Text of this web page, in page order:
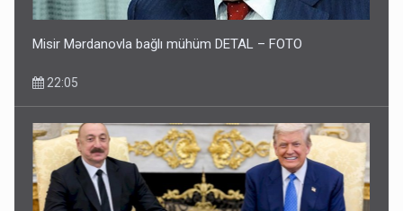
15:02
Misir Mərdanovla bağlı mühüm DETAL – FOTO
22:05